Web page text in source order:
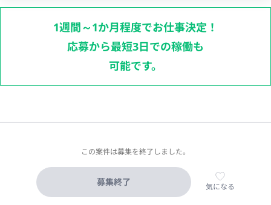
1週間～1か月程度でお仕事決定！
応募から最短3日での稼働も
可能です。
この案件は募集を終了しました。
募集終了 気になる